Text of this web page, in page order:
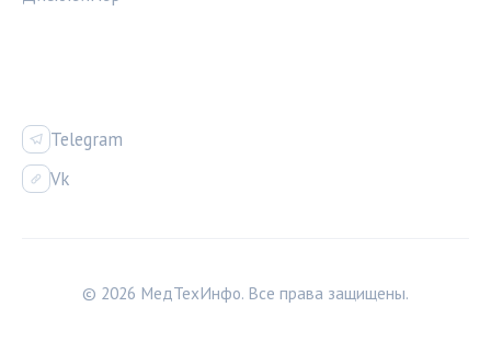
Telegram
Vk
© 2026 МедТехИнфо. Все права защищены.